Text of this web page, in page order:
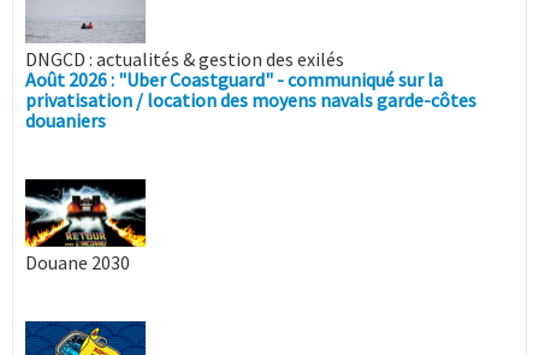
DNGCD : actualités & gestion des exilés
Août 2026 : "Uber Coastguard" - communiqué sur la
privatisation / location des moyens navals garde-côtes
douaniers
Douane 2030